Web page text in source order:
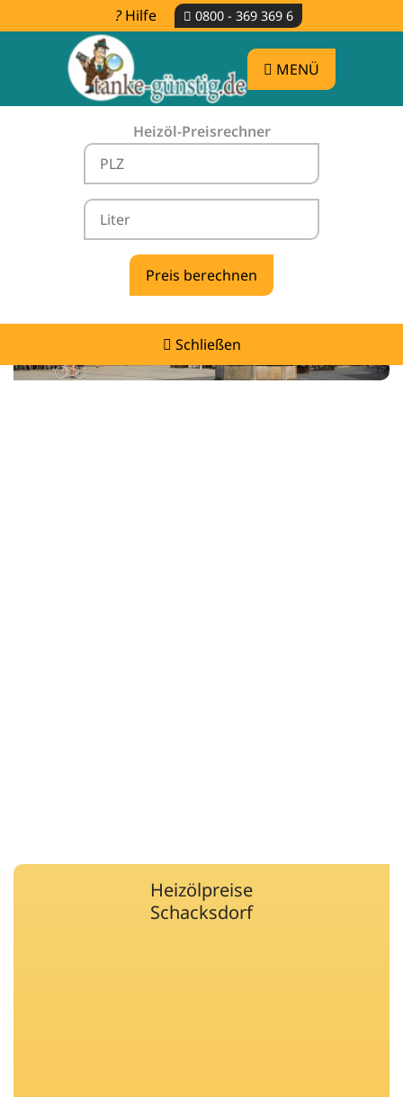
Hilfe 0800 - 369 369 6
MENÜ
Heizöl-Preisrechner
Schließen
Heizölpreise Schacksdorf -
vergleichen & günstig tanken
Heizölpreise
Schacksdorf